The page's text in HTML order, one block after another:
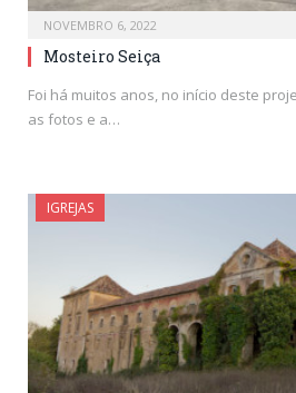
NOVEMBRO 6, 2022
Mosteiro Seiça
Foi há muitos anos, no início deste
as fotos e a…
IGREJAS